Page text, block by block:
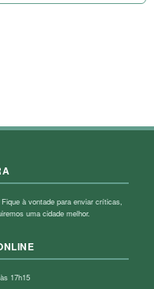
à vontade para enviar críticas,
uma cidade melhor.
17h15